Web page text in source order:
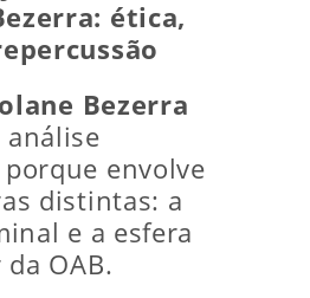
ética,
Bezerra
análise
envolve
distintas: a
e a esfera
OAB.